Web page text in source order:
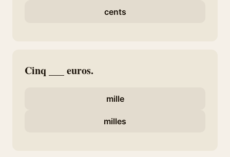
cents
Cinq ___ euros.
mille
milles